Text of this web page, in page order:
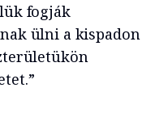
fogják
ülni a kispadon